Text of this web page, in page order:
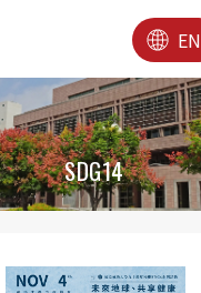
EN
SDG14